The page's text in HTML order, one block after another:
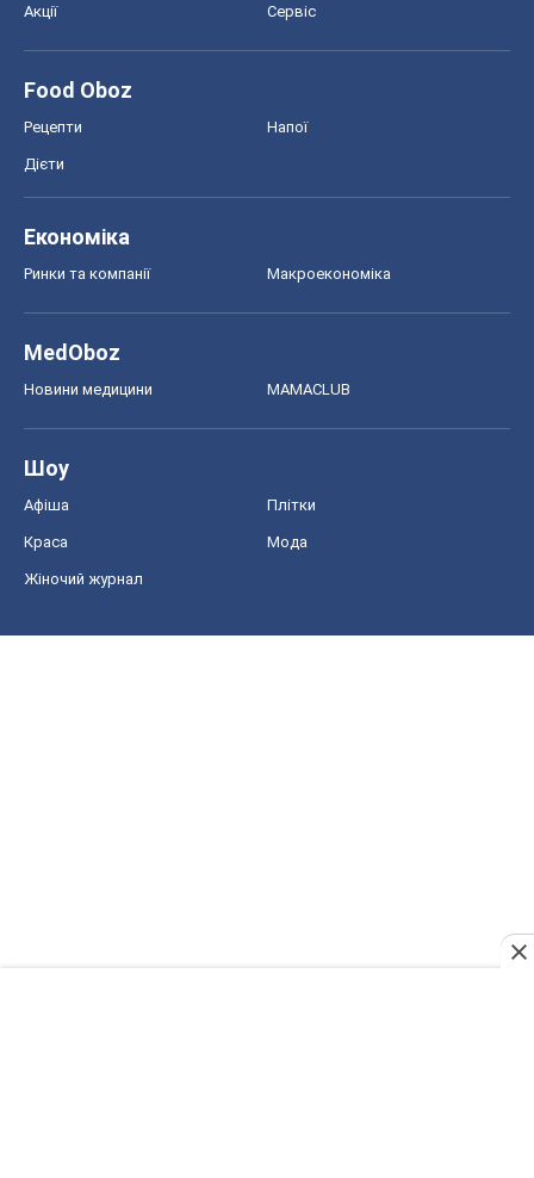
Акції Сервіс
Food Oboz
Рецепти Напої
Дієти
Економіка
Ринки та компанії Макроекономіка
MedOboz
Новини медицини MAMACLUB
Шоу
Афіша Плітки
Краса Мода
Жіночий журнал